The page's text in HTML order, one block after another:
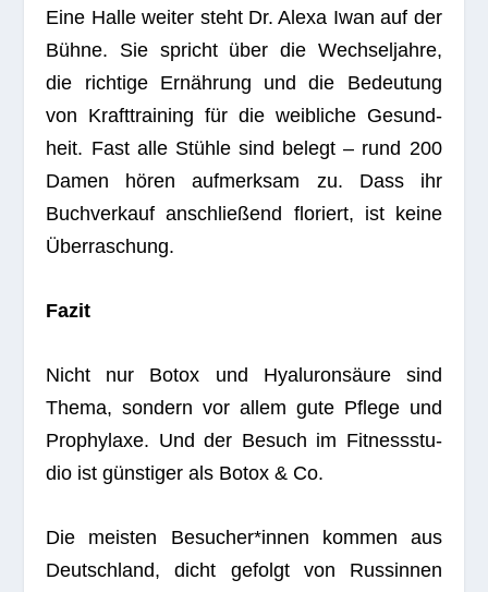
Eine Halle wei­ter steht Dr. Alexa Iwan auf der
Bühne. Sie spricht über die Wech­sel­jahre,
die rich­tige Ernäh­rung und die Bedeu­tung
von Kraft­trai­ning für die weib­li­che Gesund­
heit. Fast alle Stühle sind belegt – rund 200
Damen hören auf­merk­sam zu. Dass ihr
Buch­ver­kauf anschlie­ßend flo­riert, ist keine
Überraschung.
Fazit
Nicht nur Botox und Hyalu­ron­säure sind
Thema, son­dern vor allem gute Pflege und
Pro­phy­laxe. Und der Besuch im Fit­ness­stu­
dio ist güns­ti­ger als Botox & Co.
Die meis­ten Besucher*innen kom­men aus
Deutsch­land, dicht gefolgt von Rus­sin­nen